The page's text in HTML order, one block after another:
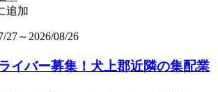
追加
27～2026/08/26
イバー募集！犬上郡近隣の集配業